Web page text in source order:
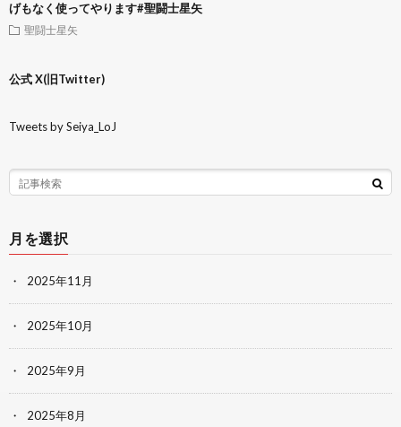
げもなく使ってやります#聖闘士星矢
聖闘士星矢
公式 X(旧Twitter)
Tweets by Seiya_LoJ
月を選択
2025年11月
2025年10月
2025年9月
2025年8月